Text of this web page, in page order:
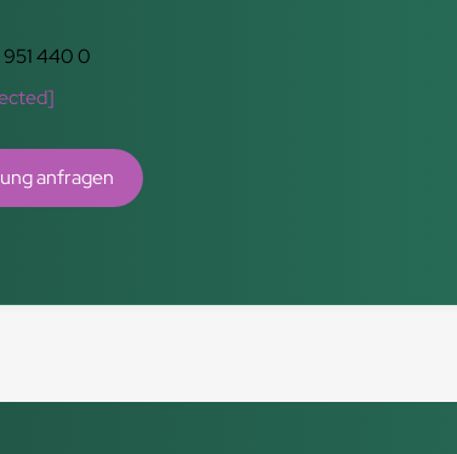
440 0
anfragen